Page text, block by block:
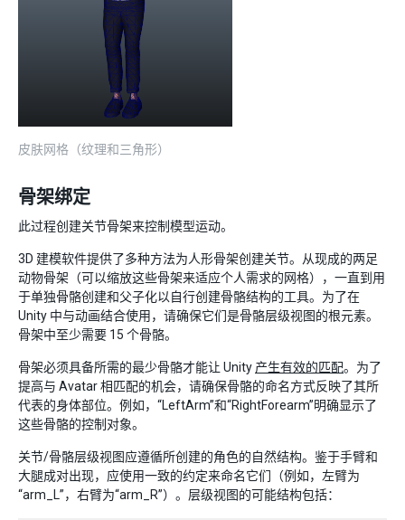
皮肤网格（纹理和三角形）
骨架绑定
此过程创建关节骨架来控制模型运动。
3D 建模软件提供了多种方法为人形骨架创建关节。从现成的两足
动物骨架（可以缩放这些骨架来适应个人需求的网格），一直到用
于单独骨骼创建和父子化以自行创建骨骼结构的工具。为了在
Unity 中与动画结合使用，请确保它们是骨骼层级视图的根元素。
骨架中至少需要 15 个骨骼。
骨架必须具备所需的最少骨骼才能让 Unity 产生有效的匹配。为了
提高与 Avatar 相匹配的机会，请确保骨骼的命名方式反映了其所
代表的身体部位。例如，“LeftArm”和“RightForearm”明确显示了
这些骨骼的控制对象。
关节/骨骼层级视图应遵循所创建的角色的自然结构。鉴于手臂和
大腿成对出现，应使用一致的约定来命名它们（例如，左臂为
“arm_L”，右臂为“arm_R”）。层级视图的可能结构包括：